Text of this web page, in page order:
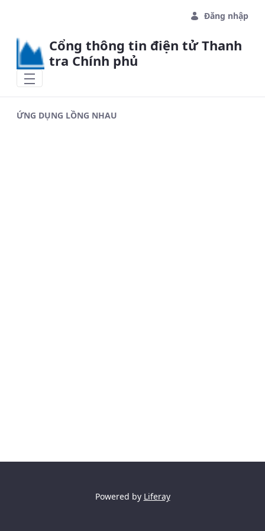
Đăng nhập
Cổng thông tin điện tử Thanh
tra Chính phủ
ỨNG DỤNG LỒNG NHAU
Powered by Liferay